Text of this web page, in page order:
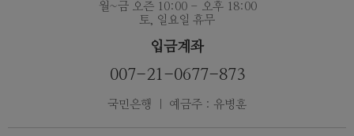
월~금 오즌 10:00 - 오후 18:00
토, 일요일 휴무
입금계좌
007-21-0677-873
국민은행 ｜ 예금주 : 유병훈